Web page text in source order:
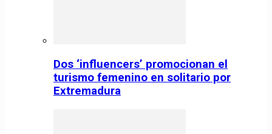
Dos ‘influencers’ promocionan el
turismo femenino en solitario por
Extremadura